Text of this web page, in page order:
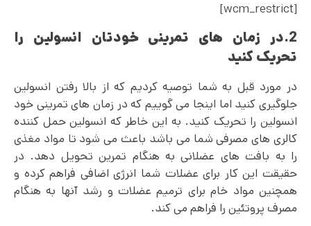
[wcm_restrict]
2.در زمان های تمرینی خودتان انسولین را
تحریک کنید
در مورد قبل به شما توصیه کردیم که از بالا رفتن انسولین
جلوگیری کنید اما اینجا می گوییم که در زمان های تمرینی خود
انسولین را تحریک کنید. به این خاطر که انسولین حمل کننده
کالری‌ های مصرفی شما می باشد باعث می شود تا مواد مغذی
را به بافت های عضلانی به هنگام تمرین تحویل دهد. در
حقیقت این کار برای عضلات شما انرژی اضافی فراهم کرده و
همچنین مواد خام برای ترمیم عضلات و رشد آنها به هنگام
مصرف پروتئین را فراهم می کند.